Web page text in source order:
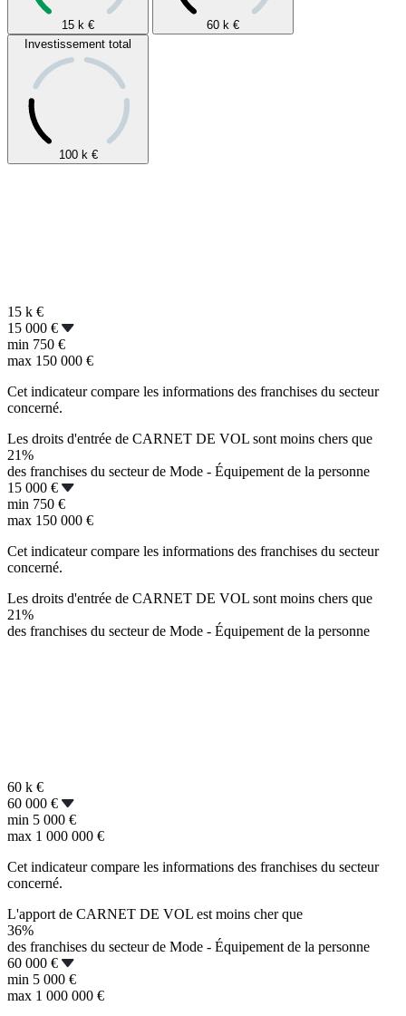
15 k € 60 k €
Investissement total
100 k €
15 k €
15 000 €
min 750 €
max 150 000 €
Cet indicateur compare les informations des franchises du secteur
concerné.
Les droits d'entrée de CARNET DE VOL sont moins chers que
21%
des franchises du secteur de Mode - Équipement de la personne
15 000 €
min 750 €
max 150 000 €
Cet indicateur compare les informations des franchises du secteur
concerné.
Les droits d'entrée de CARNET DE VOL sont moins chers que
21%
des franchises du secteur de Mode - Équipement de la personne
60 k €
60 000 €
min 5 000 €
max 1 000 000 €
Cet indicateur compare les informations des franchises du secteur
concerné.
L'apport de CARNET DE VOL est moins cher que
36%
des franchises du secteur de Mode - Équipement de la personne
60 000 €
min 5 000 €
max 1 000 000 €